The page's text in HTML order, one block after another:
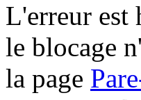
L'erreur est
le blocage
la page